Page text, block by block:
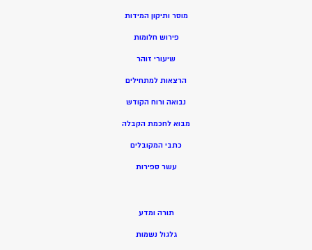
מוסר ותיקון המידות
פירוש חלומות
שיעורי זוהר
הרצאות למתחילים
נבואה ורוח הקודש
מבוא לחכמת הקבלה
כתבי המקובלים
עשר ספירות
תורה ומדע
גלגול נשמות